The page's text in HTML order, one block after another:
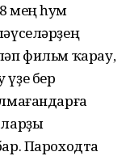
мең һум
фильм ҡарау,
бер
Пароходта